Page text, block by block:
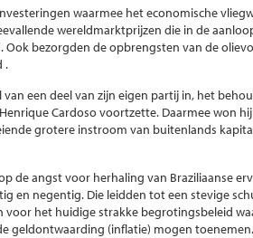
waarmee het economische
wereldmarktprijzen die in de
bezorgden de opbrengsten van de
.
van een deel van zijn eigen partij in, het
Cardoso voortzette. Daarmee won
grotere instroom van buitenlands
de angst voor herhaling van Braziliaanse
en negentig. Die leidden tot een stevige
het huidige strakke begrotingsbeleid
geldontwaarding (inflatie) mogen toenemen.